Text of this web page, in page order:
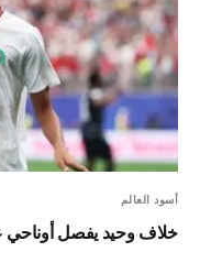
أسود العالم
خلاف وحيد يفصل أوناحي